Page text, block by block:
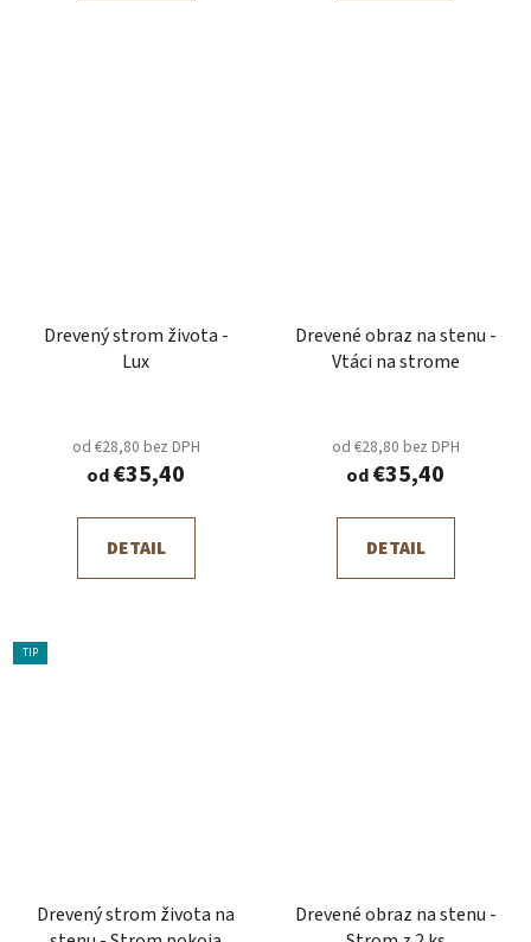
Drevený strom života -
Lux
od €28,80 bez DPH
od€35,40
DETAIL
Drevené obraz na stenu -
Vtáci na strome
od €28,80 bez DPH
od€35,40
DETAIL
TIP
Drevený strom života na
Drevené obraz na stenu -